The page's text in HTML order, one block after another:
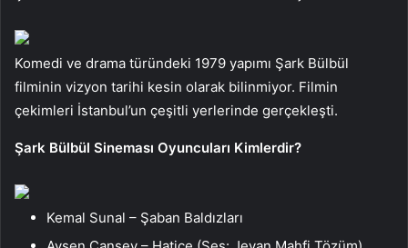
Komedi ve drama türündeki 1979 yapımı Şark Bülbül
filminin vizyon tarihi kesin olarak bilinmiyor. Filmin
çekimleri İstanbul’un çeşitli yerlerinde gerçekleşti.
Şark Bülbül Sineması Oyuncuları Kimlerdir?
Kemal Sunal – Şaban Baldızları